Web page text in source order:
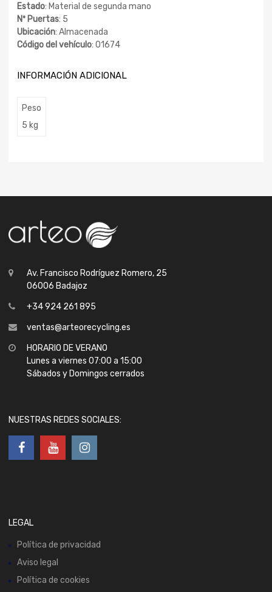
Estado: Material de segunda mano
Nº Puertas: 5
Ubicación: Almacenada
Código del vehículo: 01674
INFORMACIÓN ADICIONAL
Peso
5 kg
Av. Francisco Rodríguez Romero, 25
06006 Badajoz
+34 924 261 895
ventas@arteorecycling.es
HORARIO DE VERANO
Lunes a viernes 07:00 a 15:00
Sábados y Domingos cerrados
NUESTRAS REDES SOCIALES:
LEGAL
Política de privacidad
Aviso legal
Política de cookies